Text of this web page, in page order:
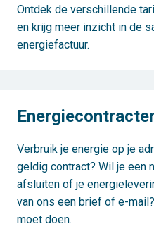
Ontdek de verschillende
en krijg meer inzicht in de
energiefactuur.
Verbruik je energie op je
geldig contract? Wil je een
afsluiten of je
van ons een brief of e-
moet doen.